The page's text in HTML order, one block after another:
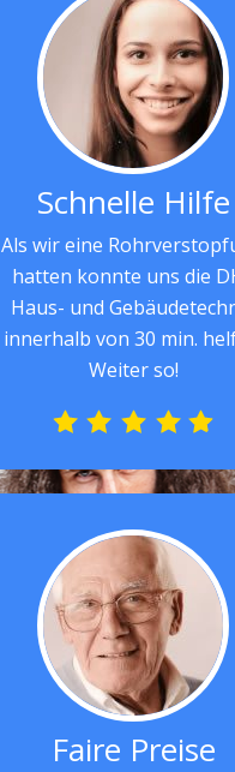
Schnelle Hilfe
Als wir eine
hatten konnte uns die
Haus- und
innerhalb von 30 min.
Weiter so!
Faire Preise